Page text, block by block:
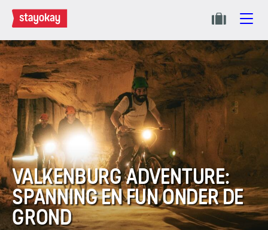
VALKENBURG ADVENTURE:
SPANNING EN FUN ONDER DE
GROND